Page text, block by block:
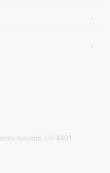
novads, LV-4401